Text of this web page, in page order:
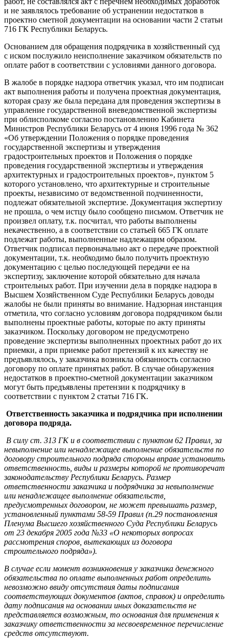
и не заявлялось требование об устранении недостатков в
проектно сметной документации на основании части 2 статьи
716 ГК Республики Беларусь.
Основанием для обращения подрядчика в хозяйственный суд
с иском послужило неисполнение заказчиком обязательств по
оплате работ в соответствии с условиями данного договора.
В жалобе в порядке надзора ответчик указал, что им подписан
акт выполнения работы и получена проектная документация,
которая сразу же была передана для проведения экспертизы в
управление государственной вневедомственной экспертизы
при облисполкоме согласно постановлению Кабинета
Министров Республики Беларусь от 4 июня 1996 года № 362
«Об утверждении Положения о порядке проведения
государственной экспертизы и утверждения
градостроительных проектов и Положения о порядке
проведения государственной экспертизы и утверждения
архитектурных и градостроительных проектов», пунктом 5
которого установлено, что архитектурные и строительные
проекты, независимо от ведомственной подчиненности,
подлежат обязательной экспертизе. Документация экспертизу
не прошла, о чем истцу было сообщено письмом. Ответчик не
произвел оплату, т.к. посчитал, что работы выполнены
некачественно, а в соответствии со статьей 665 ГК оплате
подлежат работы, выполненные надлежащим образом.
Ответчик подписал первоначально акт о передаче проектной
документации, т.к. необходимо было получить проектную
документацию с целью последующей передачи ее на
экспертизу, заключение которой обязательно для начала
строительных работ. При изучении дела в порядке надзора в
Высшем Хозяйственном Суде Республики Беларусь доводы
жалобы не были приняты во внимание. Надзорная инстанция
отметила, что согласно условиям договора подрядчиком были
выполнены проектные работы, которые по акту приняты
заказчиком. Поскольку договором не предусмотрено
проведение экспертизы выполненных проектных работ до их
приемки, а при приемке работ претензий к их качеству не
предъявлялось, у заказчика возникла обязанность согласно
договору по оплате принятых работ. В случае обнаружения
недостатков в проектно-сметной документации заказчиком
могут быть предъявлены претензии к подрядчику в
соответствии с пунктом 2 статьи 716 ГК.
Ответственность заказчика и подрядчика при исполнении
договора подряда.
В силу ст. 313 ГК и в соответствии с пунктом 62 Правил, за
невыполнение или ненадлежащее выполнение обязательств по
договору строительного подряда стороны вправе установить
ответственность, виды и размеры которой не противоречат
законодательству Республики Беларусь. Размер
ответственности заказчика и подрядчика за невыполнение
или ненадлежащее выполнение обязательств,
предусмотренных договором, не может превышать размер,
установленный пунктами 58-59 Правил (п.29 постановления
Пленума Высшего хозяйственного Суда Республики Беларусь
от 23 декабря 2005 года №33 «О некоторых вопросах
рассмотрения споров, вытекающих из договора
строительного подряда»).
В случае если момент возникновения у заказчика денежного
обязательства по оплате выполненных работ определить
невозможно ввиду отсутствия даты подписания
соответствующих документов (актов, справок) и определить
дату подписания на основании иных доказательств не
представляется возможным, то основания для применения к
заказчику ответственности за несвоевременное перечисление
средств отсутствуют.